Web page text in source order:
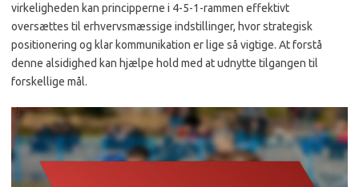
virkeligheden kan principperne i 4-5-1-rammen effektivt
oversættes til erhvervsmæssige indstillinger, hvor strategisk
positionering og klar kommunikation er lige så vigtige. At forstå
denne alsidighed kan hjælpe hold med at udnytte tilgangen til
forskellige mål.